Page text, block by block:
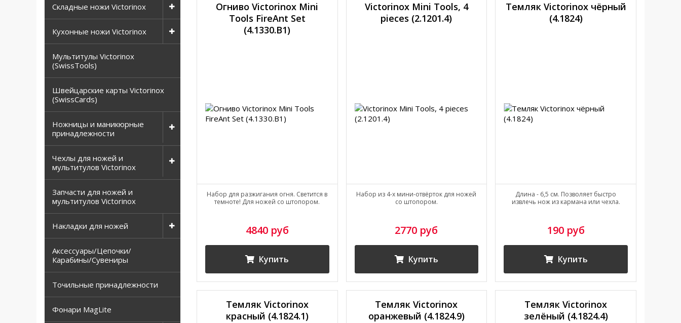
Складные ножи Victorinox
Кухонные ножи Victorinox
Мультитулы Victorinox
(SwissTools)
Швейцарские карты Victorinox
(SwissCards)
Ножницы и маникюрные
принадлежности
Чехлы для ножей и
мультитулов Victorinox
Запчасти для ножей и
мультитулов Victorinox
Накладки для ножей
Аксессуары/Цепочки/
Карабины/Сувениры
Точильные принадлежности
Фонари MagLite
Огниво Victorinox Mini
Tools FireAnt Set
(4.1330.B1)
Набор для разжигания огня. Светится в
темноте! Для ножей со штопором.
4840 руб
Купить
Victorinox Mini Tools, 4
pieces (2.1201.4)
Набор из 4-х мини-отвёрток для ножей
со штопором.
2770 руб
Купить
Темляк Victorinox чёрный
(4.1824)
Длина - 6,5 см. Позволяет быстро
извлечь нож из кармана или чехла.
190 руб
Купить
Темляк Victorinox
красный (4.1824.1)
Темляк Victorinox
оранжевый (4.1824.9)
Темляк Victorinox
зелёный (4.1824.4)